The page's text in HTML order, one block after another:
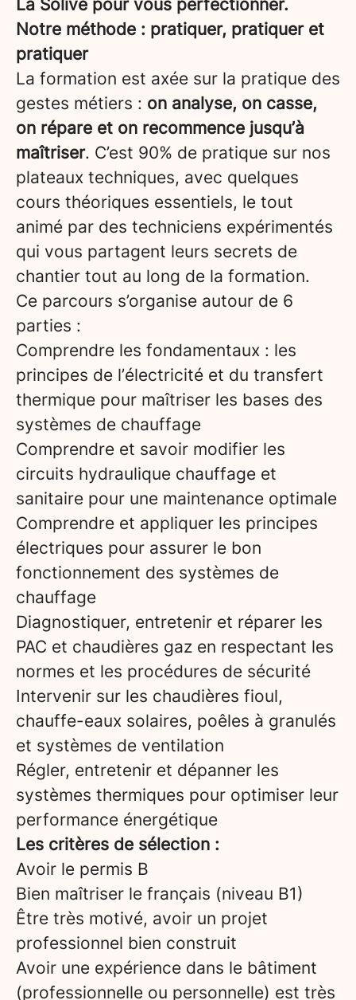
La Solive pour vous perfectionner.
Notre méthode : pratiquer, pratiquer et
pratiquer
La formation est axée sur la pratique des
gestes métiers : on analyse, on casse,
on répare et on recommence jusqu’à
maîtriser. C’est 90% de pratique sur nos
plateaux techniques, avec quelques
cours théoriques essentiels, le tout
animé par des techniciens expérimentés
qui vous partagent leurs secrets de
chantier tout au long de la formation.
Ce parcours s’organise autour de 6
parties :
Comprendre les fondamentaux : les
principes de l’électricité et du transfert
thermique pour maîtriser les bases des
systèmes de chauffage
Comprendre et savoir modifier les
circuits hydraulique chauffage et
sanitaire pour une maintenance optimale
Comprendre et appliquer les principes
électriques pour assurer le bon
fonctionnement des systèmes de
chauffage
Diagnostiquer, entretenir et réparer les
PAC et chaudières gaz en respectant les
normes et les procédures de sécurité
Intervenir sur les chaudières fioul,
chauffe-eaux solaires, poêles à granulés
et systèmes de ventilation
Régler, entretenir et dépanner les
systèmes thermiques pour optimiser leur
performance énergétique
Les critères de sélection :
Avoir le permis B
Bien maîtriser le français (niveau B1)
Être très motivé, avoir un projet
professionnel bien construit
Avoir une expérience dans le bâtiment
(professionnelle ou personnelle) est très